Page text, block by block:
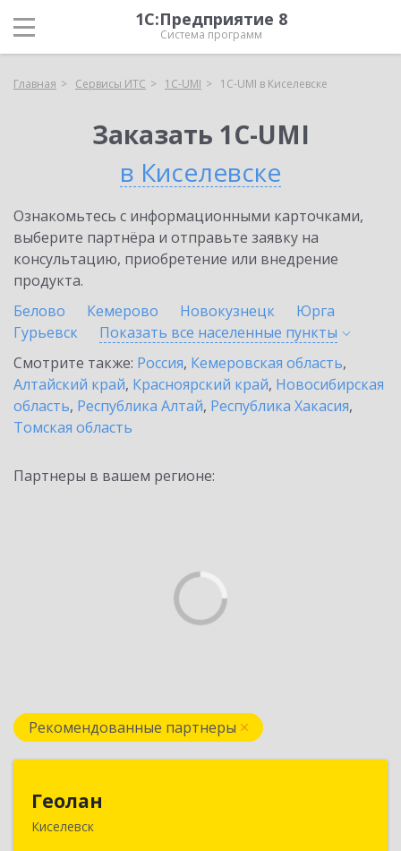
1С:Предприятие 8
Система программ
Главная Сервисы ИТС 1C-UMI 1C-UMI в Киселевске
Заказать 1C-UMI
в Киселевске
Ознакомьтесь с информационными карточками,
выберите партнёра и отправьте заявку на
консультацию, приобретение или внедрение
продукта.
Белово
Кемерово Новокузнецк
Юрга
Гурьевск
Показать все населенные пункты
Смотрите также: Россия, Кемеровская область,
Алтайский край, Красноярский край, Новосибирская
область, Республика Алтай, Республика Хакасия,
Томская область
Партнеры в вашем регионе:
Рекомендованные партнеры
Геолан
Киселевск